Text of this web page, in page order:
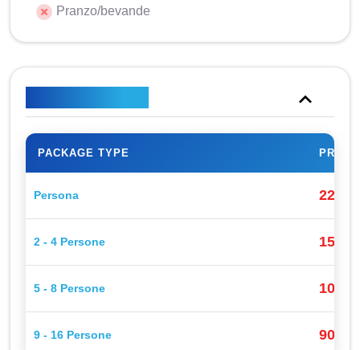
Pranzo/bevande
PACKAGE TYPE PRICE
Persona 220$
2 - 4 Persone 155$
5 - 8 Persone 100$
9 - 16 Persone 90$